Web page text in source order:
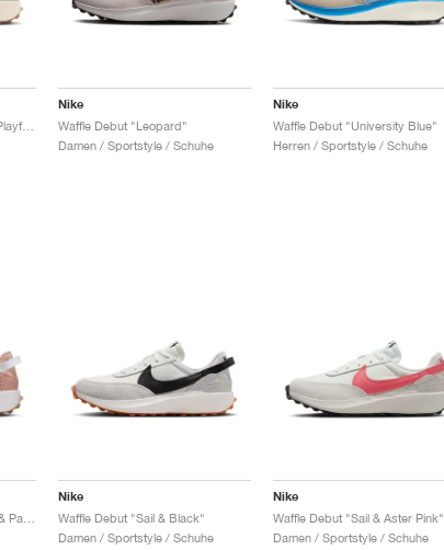
Waffle Debut "Chlorophyll & Playful Punk"
Nike
Waffle Debut "Leopard"
Damen / Sportstyle / Schuhe
Nike
Waffle Debut "University Blue"
Herren / Sportstyle / Schuhe
Nike
Waffle Debut "Sail & Black"
Damen / Sportstyle / Schuhe
Nike
Waffle Debut "Sail & Aster Pink"
Damen / Sportstyle / Schuhe